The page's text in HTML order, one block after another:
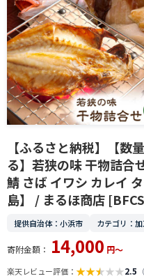
【ふるさと納税】【数
る】若狭の味 干物詰合
鯖 さば イワシ カレイ
島】 / まるほ商店
提供自治体：小浜市 カテゴリ：
寄附金額： 14,000 円～
楽天レビュー評価： ★★★★★2.5